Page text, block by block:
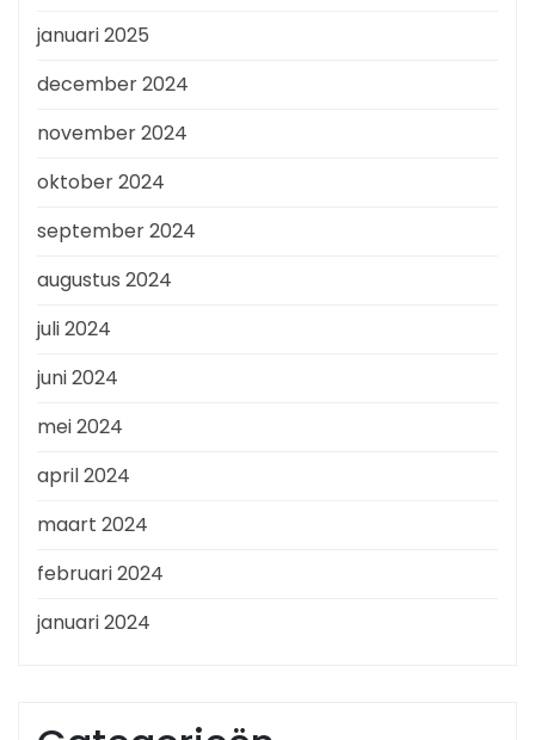
januari 2025
december 2024
november 2024
oktober 2024
september 2024
augustus 2024
juli 2024
juni 2024
mei 2024
april 2024
maart 2024
februari 2024
januari 2024